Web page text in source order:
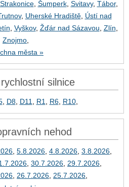
Strakonice, Šumperk, Svitavy, Tábor,
, Uherské Hradiště, Ústí nad
Vyškov, Žďár nad Sázavou Zlín
Znojmo
města »
silnice
, D8, D11 R1 R6, R10,
nehod
5.8.2026 4.8.2026 3.8.2026
30.7.2026 29.7.2026
26.7.2026 25.7.2026